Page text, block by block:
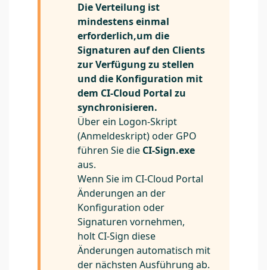
Die Verteilung ist
mindestens einmal
erforderlich,um die
Signaturen auf den Clients
zur Verfügung zu stellen
und die Konfiguration mit
dem CI-Cloud Portal zu
synchronisieren.
Über ein Logon-Skript
(Anmeldeskript) oder GPO
führen Sie die CI-Sign.exe
aus.
Wenn Sie im CI-Cloud Portal
Änderungen an der
Konfiguration oder
Signaturen vornehmen,
holt CI-Sign diese
Änderungen automatisch mit
der nächsten Ausführung ab.